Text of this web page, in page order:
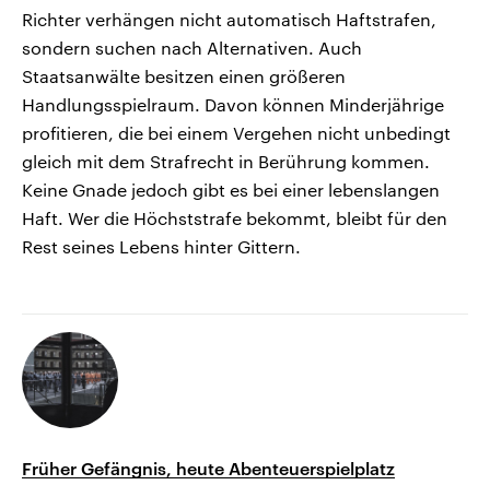
Richter verhängen nicht automatisch Haftstrafen,
sondern suchen nach Alternativen. Auch
Staatsanwälte besitzen einen größeren
Handlungsspielraum. Davon können Minderjährige
profitieren, die bei einem Vergehen nicht unbedingt
gleich mit dem Strafrecht in Berührung kommen.
Keine Gnade jedoch gibt es bei einer lebenslangen
Haft. Wer die Höchststrafe bekommt, bleibt für den
Rest seines Lebens hinter Gittern.
Früher Gefängnis, heute Abenteuerspielplatz